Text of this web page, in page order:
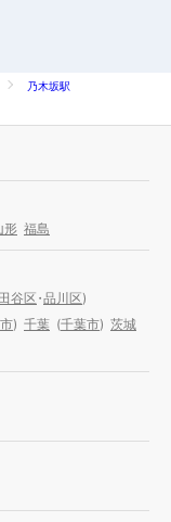
乃木坂駅
形 福島
谷区・品川区)
) 千葉 (千葉市) 茨城